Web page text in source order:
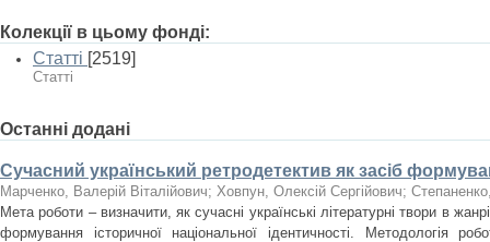
Колекції в цьому фонді:
Статті [2519]
Статті
Останні додані
Сучасний український ретродетектив як засіб
Марченко, Валерій Віталійович; Ховпун, Олексій Сергійович;
Мета роботи – визначити, як сучасні українські літературні твори в
формування історичної національної ідентичності. Методологія